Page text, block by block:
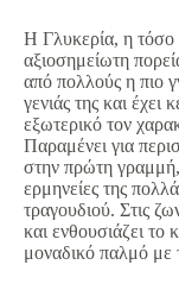
Η Γλυκερία, η τόσο
αξιοσημείωτη
από πολλούς η πιο
γενιάς της και έχει
εξωτερικό τον
Παραμένει για
στην πρώτη γραμμή,
ερμηνείες της
τραγουδιού. Στις
και ενθουσιάζει το
μοναδικό παλμό με